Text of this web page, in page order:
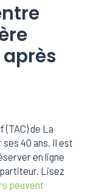
de La
ses 40 ans. Il est
en ligne
Lisez
peuvent